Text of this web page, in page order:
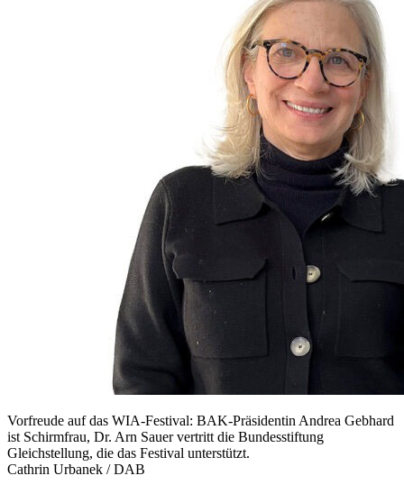
Vorfreude auf das WIA-Festival: BAK-Präsidentin Andrea Gebhard
ist Schirmfrau, Dr. Arn Sauer vertritt die Bundesstiftung
Gleichstellung, die das Festival unterstützt.
Cathrin Urbanek / DAB